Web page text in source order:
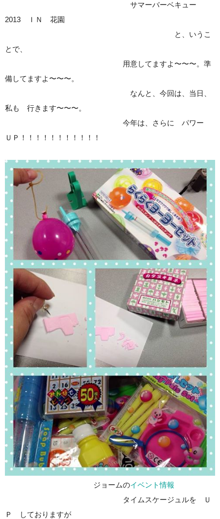
サマーバーベキュー
2013 ＩＮ 花園
と、いうこ
とで、
用意してますよ〜〜〜。準
備してますよ〜〜〜。
なんと、今回は、当日、
私も 行きます〜〜〜。
今年は、さらに パワー
ＵＰ！！！！！！！！！！！
ジョームのイベント情報
タイムスケージュルを Ｕ
Ｐ しておりますが